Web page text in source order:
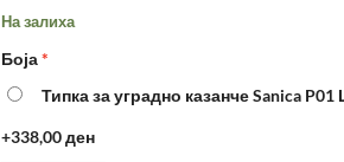
На залиха
Боја
Типка за уградно казанче Sanica P01
+338,00 ден